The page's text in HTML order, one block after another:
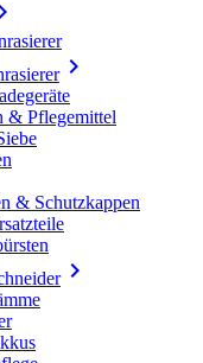

& Pflegemittel
& Schutzkappen
